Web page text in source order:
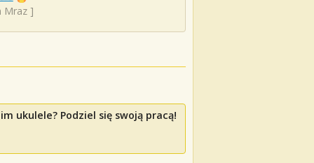
Mraz]
ukulele? Podziel się swoją pracą!